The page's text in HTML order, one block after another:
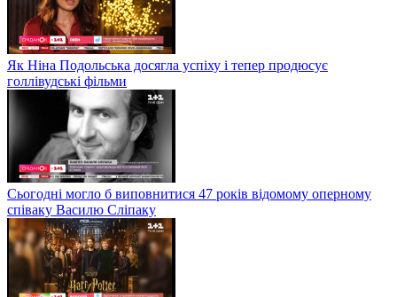
Як Ніна Подольська досягла успіху і тепер продюсує
голлівудські фільми
Сьогодні могло б виповнитися 47 років відомому оперному
співаку Василю Сліпаку